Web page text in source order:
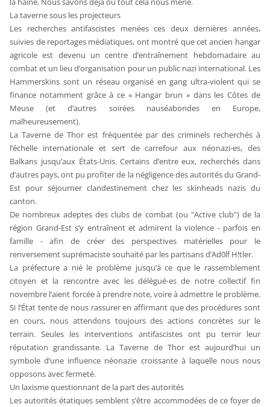
La taverne sous les projecteurs
Les recherches antifascistes menées ces deux dernières années,
suivies de reportages médiatiques, ont montré que cet ancien hangar
agricole est devenu un centre d’entraînement hebdomadaire au
combat et un lieu d’organisation pour un public nazi international. Les
Hammerskins sont un réseau organisé en gang ultra-violent qui se
finance notamment grâce à ce « Hangar brun » dans les Côtes de
Meuse (et d’autres soirées nauséabondes en Europe,
malheureusement).
La Taverne de Thor est fréquentée par des criminels recherchés à
l’échelle internationale et sert de carrefour aux néonazi-es, des
Balkans jusqu’aux États-Unis. Certains d’entre eux, recherchés dans
d’autres pays, ont pu profiter de la négligence des autorités du Grand-
Est pour séjourner clandestinement chez les skinheads nazis du
canton.
De nombreux adeptes des clubs de combat (ou "Active club") de la
région Grand-Est s’y entraînent et admirent la violence - parfois en
famille - afin de créer des perspectives matérielles pour le
renversement suprémaciste souhaité par les partisans d’Ad0lf H!tler.
La préfecture a nié le problème jusqu’à ce que le rassemblement
citoyen et la rencontre avec les délégué⋅es de notre collectif fin
novembre l’aient forcée à prendre note, voire à admettre le problème.
Si l’État tente de nous rassurer en affirmant que des procédures sont
en cours, nous attendons toujours des actions concrètes sur le
terrain. Seules les interventions antifascistes ont pu ternir leur
réputation grandissante. La Taverne de Thor est aujourd’hui un
symbole d’une influence néonazie croissante à laquelle nous nous
opposons avec fermeté.
Un laxisme questionnant de la part des autorités
Les autorités étatiques semblent s’être accommodées de ce foyer de